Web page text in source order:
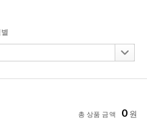
총 상품 금액 0 원